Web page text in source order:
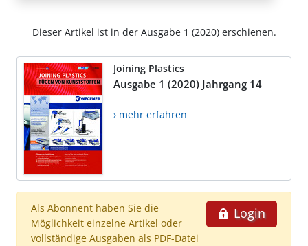
Dieser Artikel ist in der Ausgabe 1 (2020) erschienen.
Joining Plastics
Ausgabe 1 (2020) Jahrgang 14
› mehr erfahren
Login
Als Abonnent haben Sie die
Möglichkeit einzelne Artikel oder
vollständige Ausgaben als PDF-Datei